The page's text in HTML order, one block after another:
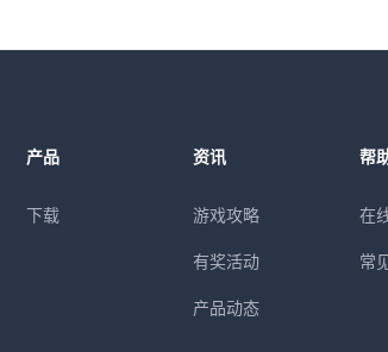
产品
下载
资讯
游戏攻略
有奖活动
产品动态
帮
在
常